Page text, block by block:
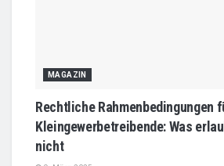
MAGAZIN
Rechtliche Rahmenbedingungen
Kleingewerbetreibende: Was
nicht